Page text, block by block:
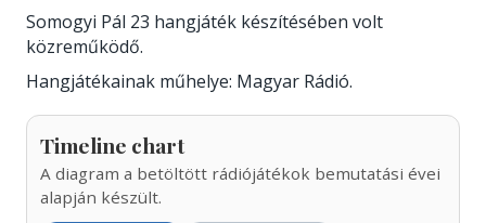
Somogyi Pál 23 hangjáték készítésében volt
közreműködő.
Hangjátékainak műhelye: Magyar Rádió.
Timeline chart
A diagram a betöltött rádiójátékok bemutatási évei
alapján készült.